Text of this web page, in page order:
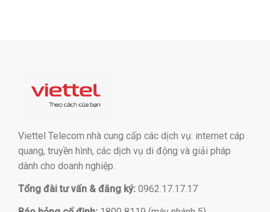
Viettel Telecom nhà cung cấp các dịch vụ: internet cáp
quang, truyền hình, các dịch vụ di động và giải pháp
dành cho doanh nghiệp.
Tổng đài tư vấn & đăng ký: 0962.17.17.17